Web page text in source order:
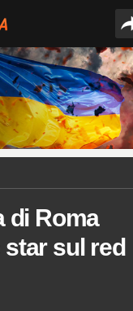
di Roma
star sul red